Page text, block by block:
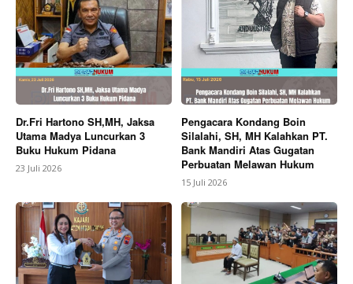
Dr.Fri Hartono SH,MH, Jaksa
Utama Madya Luncurkan 3
Buku Hukum Pidana
23 Juli 2026
Pengacara Kondang Boin
Silalahi, SH, MH Kalahkan PT.
Bank Mandiri Atas Gugatan
Perbuatan Melawan Hukum
15 Juli 2026